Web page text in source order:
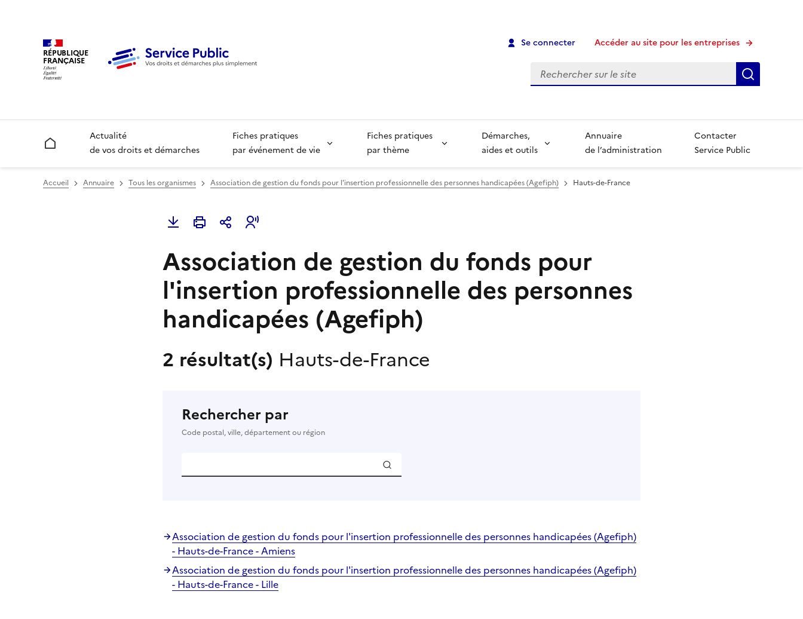
RÉPUBLIQUE
FRANÇAISE
Se connecter Accéder au site pour les entreprises
Recherche
Accueil
Actualité
de vos droits et démarches
Fiches pratiques
par événement de vie
Fiches pratiques
par thème
Démarches,
aides et outils
Annuaire
de l’administration
Contacter
Service Public
Accueil Annuaire Tous les organismes Association de gestion du fonds pour l'insertion professionnelle des personnes handicapées (Agefiph) Hauts-de-France
Association de gestion du fonds pour
l'insertion professionnelle des personnes
handicapées (Agefiph)
2 résultat(s) Hauts-de-France
Rechercher par
Code postal, ville, département ou région
Association de gestion du fonds pour l'insertion professionnelle des personnes handicapées (Agefiph)
- Hauts-de-France - Amiens
Association de gestion du fonds pour l'insertion professionnelle des personnes handicapées (Agefiph)
- Hauts-de-France - Lille